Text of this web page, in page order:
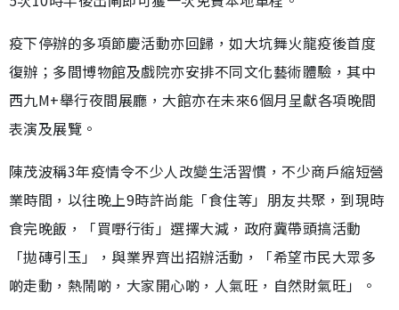
疫下停辦的多項節慶活動亦回歸，如大坑舞火龍疫後首度
復辦；多間博物館及戲院亦安排不同文化藝術體驗，其中
西九M+舉行夜間展廳，大館亦在未來6個月呈獻各項晚間
表演及展覽。
陳茂波稱3年疫情令不少人改變生活習慣，不少商戶縮短營
業時間，以往晚上9時許尚能「食住等」朋友共聚，到現時
食完晚飯，「買嘢行街」選擇大減，政府冀帶頭搞活動
「拋磚引玉」，與業界齊出招辦活動，「希望市民大眾多
啲走動，熱鬧啲，大家開心啲，人氣旺，自然財氣旺」。